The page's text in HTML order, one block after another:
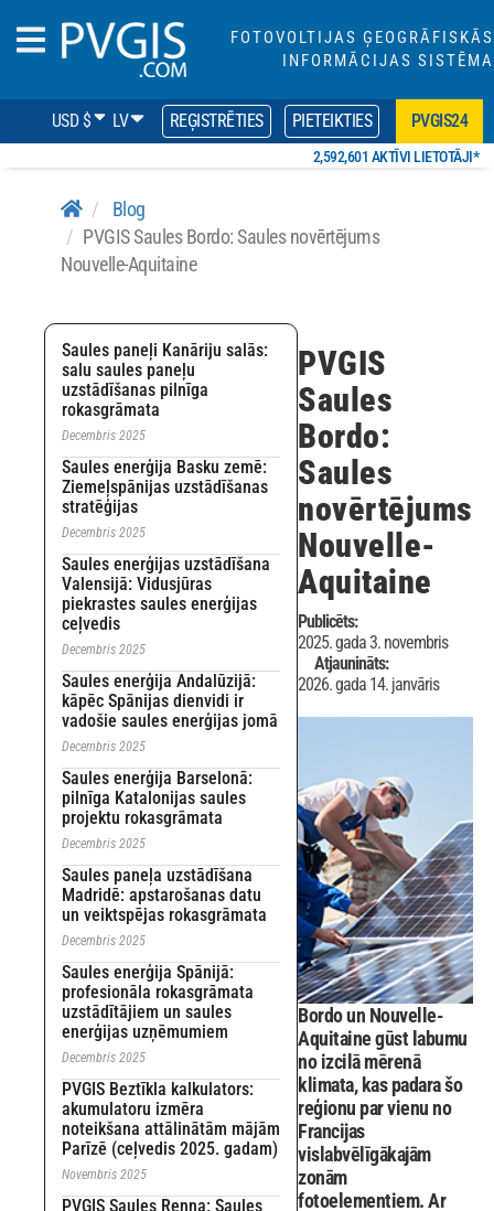
FOTOVOLTIJAS ĢEOGRĀFISKĀS
INFORMĀCIJAS SISTĒMA
USD $ LV REĢISTRĒTIES PIETEIKTIES PVGIS24
2,592,601 AKTĪVI LIETOTĀJI*
Blog
PVGIS Saules Bordo: Saules novērtējums
Nouvelle-Aquitaine
Saules paneļi Kanāriju salās:
salu saules paneļu
uzstādīšanas pilnīga
rokasgrāmata
Decembris 2025
Saules enerģija Basku zemē:
Ziemeļspānijas uzstādīšanas
stratēģijas
Decembris 2025
Saules enerģijas uzstādīšana
Valensijā: Vidusjūras
piekrastes saules enerģijas
ceļvedis
Decembris 2025
Saules enerģija Andalūzijā:
kāpēc Spānijas dienvidi ir
vadošie saules enerģijas jomā
Decembris 2025
Saules enerģija Barselonā:
pilnīga Katalonijas saules
projektu rokasgrāmata
Decembris 2025
Saules paneļa uzstādīšana
Madridē: apstarošanas datu
un veiktspējas rokasgrāmata
Decembris 2025
Saules enerģija Spānijā:
profesionāla rokasgrāmata
uzstādītājiem un saules
enerģijas uzņēmumiem
Decembris 2025
PVGIS Beztīkla kalkulators:
akumulatoru izmēra
noteikšana attālinātām mājām
Parīzē (ceļvedis 2025. gadam)
Novembris 2025
PVGIS Saules Renna: Saules
PVGIS
Saules
Bordo:
Saules
novērtējums
Nouvelle-
Aquitaine
Publicēts:
2025. gada 3. novembris
Atjaunināts:
2026. gada 14. janvāris
Bordo un Nouvelle-
Aquitaine gūst labumu
no izcilā mērenā
klimata, kas padara šo
reģionu par vienu no
Francijas
vislabvēlīgākajām
zonām
fotoelementiem. Ar